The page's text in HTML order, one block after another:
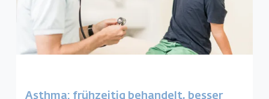
Asthma: frühzeitig behandelt, besser